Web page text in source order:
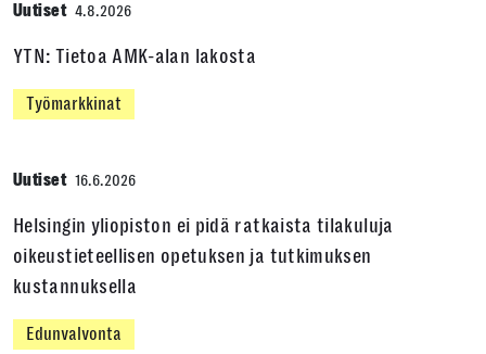
Uutiset 4.8.2026
YTN: Tietoa AMK-alan lakosta
Työmarkkinat
Uutiset 16.6.2026
Helsingin yliopiston ei pidä ratkaista tilakuluja
oikeustieteellisen opetuksen ja tutkimuksen
kustannuksella
Edunvalvonta